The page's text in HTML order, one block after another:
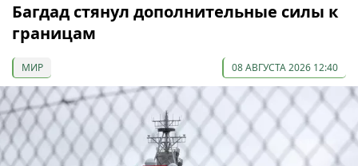
Багдад стянул дополнительные силы к
границам
МИР 08 АВГУСТА 2026 12:40